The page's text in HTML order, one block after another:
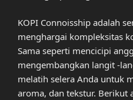
KOPI Connoisship adalah
menghargai kompleksitas
Sama seperti mencicipi
mengembangkan langit -
melatih selera Anda untuk
aroma, dan tekstur. Berikut